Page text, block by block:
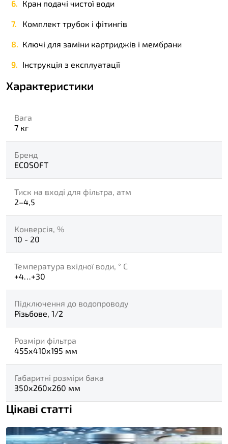
Кран подачі чистої води
Комплект трубок і фітингів
Ключі для заміни картриджів і мембрани
Інструкція з експлуатації
Характеристики
Вага
7 кг
Бренд
ECOSOFT
Тиск на вході для фільтра, атм
2–4,5
Конверсія, %
10 - 20
Температура вхідної води, ° С
+4…+30
Підключення до водопроводу
Різьбове, 1/2
Розміри фільтра
455х410х195 мм
Габаритні розміри бака
350х260х260 мм
Цікаві статті